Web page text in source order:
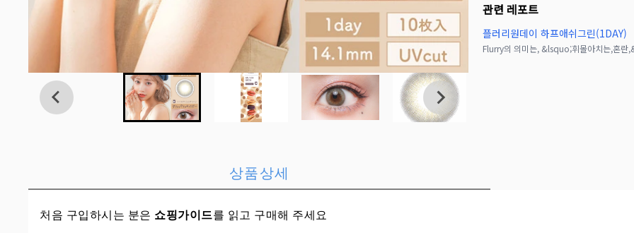
관련 레포트
플러리원데이 하프애쉬그린(1DAY)
상품상세
처음 구입하시는 분은 쇼핑가이드를 읽고 구매해 주세요